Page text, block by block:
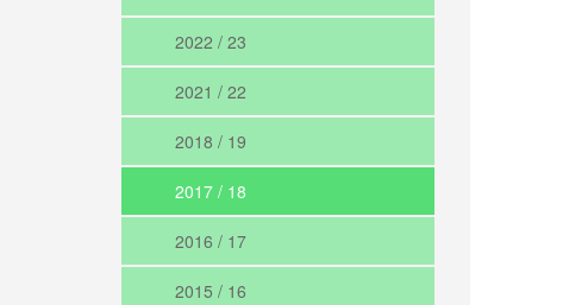
2022 / 23
2021 / 22
2018 / 19
2017 / 18
2016 / 17
2015 / 16